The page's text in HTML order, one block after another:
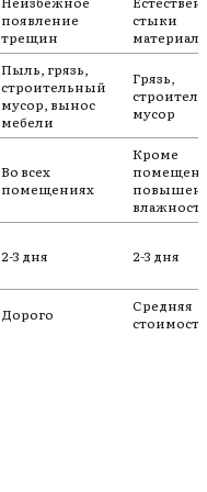
появление
трещин
стыки
Пыль, грязь,
строительный
мусор, вынос
мебели
Грязь,
мусор
Во всех
помещениях
Кроме
2-3 дня 2-3 дня
Дорого
Средняя
стоимость